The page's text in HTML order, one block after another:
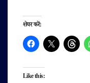
शेयर करें:
Like this: